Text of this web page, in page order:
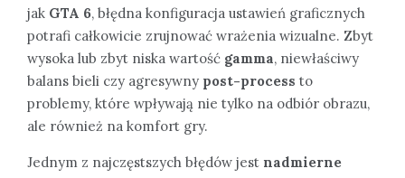
jak GTA 6, błędna konfiguracja ustawień graficznych
potrafi całkowicie zrujnować wrażenia wizualne. Zbyt
wysoka lub zbyt niska wartość gamma, niewłaściwy
balans bieli czy agresywny post-process to
problemy, które wpływają nie tylko na odbiór obrazu,
ale również na komfort gry.
Jednym z najczęstszych błędów jest nadmierne